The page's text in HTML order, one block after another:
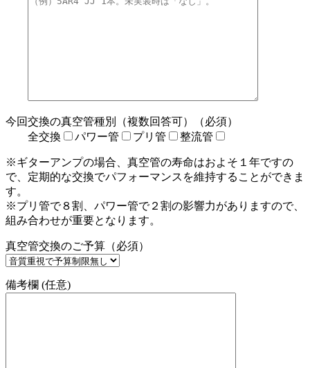
今回交換の真空管種別（複数回答可）（必須）
全交換
パワー管 プリ管 整流管
※ギターアンプの場合、真空管の寿命はおよそ１年ですの
で、定期的な交換でパフォーマンスを維持することができま
す。
※プリ管で８割、パワー管で２割の影響力がありますので、
組み合わせが重要となります。
真空管交換のご予算（必須）
備考欄 (任意)